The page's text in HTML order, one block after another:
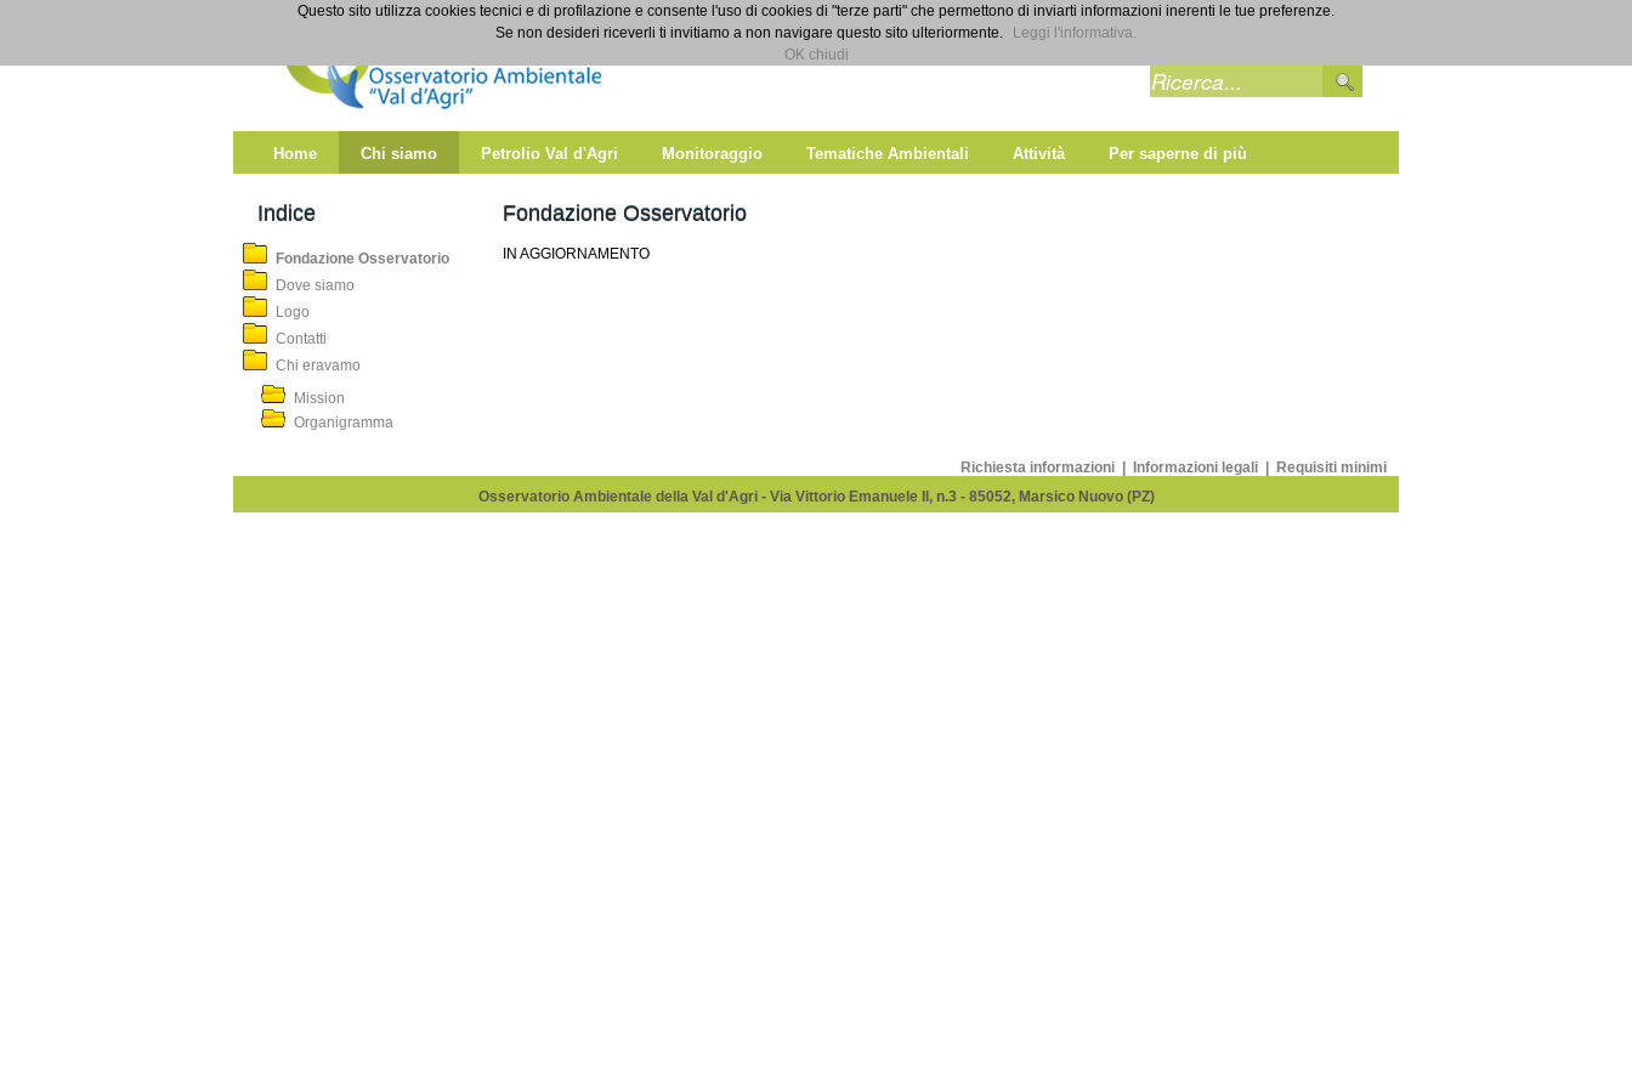
Fondazione Osservatorio
Home Chi siamo Petrolio Val d'Agri Monitoraggio Tematiche Ambientali Attività Per saperne di più
Indice
Fondazione Osservatorio
Dove siamo
Logo
Contatti
Chi eravamo
Mission
Organigramma
Fondazione Osservatorio
IN AGGIORNAMENTO
Richiesta informazioni Informazioni legali
Requisiti minimi
Osservatorio Ambientale della Val d'Agri - Via Vittorio Emanuele II, n.3 - 85052, Marsico Nuovo (PZ)
Questo sito utilizza cookies tecnici e di profilazione e consente l'uso di cookies di "terze parti" che permettono di inviarti informazioni inerenti le tue preferenze.
Se non desideri riceverli ti invitiamo a non navigare questo sito ulteriormente.
Leggi l'informativa.
OK chiudi